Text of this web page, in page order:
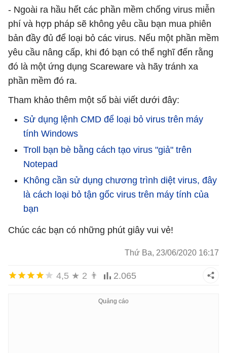
- Ngoài ra hầu hết các phần mềm chống virus miễn
phí và hợp pháp sẽ không yêu cầu bạn mua phiên
bản đầy đủ để loại bỏ các virus. Nếu một phần mềm
yêu cầu nâng cấp, khi đó bạn có thể nghĩ đến rằng
đó là một ứng dụng Scareware và hãy tránh xa
phần mềm đó ra.
Tham khảo thêm một số bài viết dưới đây:
Sử dụng lệnh CMD để loại bỏ virus trên máy
tính Windows
Troll bạn bè bằng cách tạo virus "giả" trên
Notepad
Không cần sử dụng chương trình diệt virus, đây
là cách loại bỏ tận gốc virus trên máy tính của
bạn
Chúc các bạn có những phút giây vui vẻ!
Thứ Ba, 23/06/2020 16:17
4,5 ★ 2 👨 2.065